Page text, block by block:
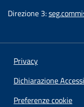
Direzione 3:
Privacy
Dichiarazione
Preferenze cookie